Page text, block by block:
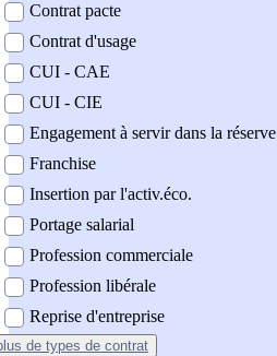
Contrat pacte
Contrat d'usage
CUI - CAE
CUI - CIE
Engagement à servir dans la réserve
Franchise
Insertion par l'activ.éco.
Portage salarial
Profession commerciale
Profession libérale
Reprise d'entreprise
de types de contrat